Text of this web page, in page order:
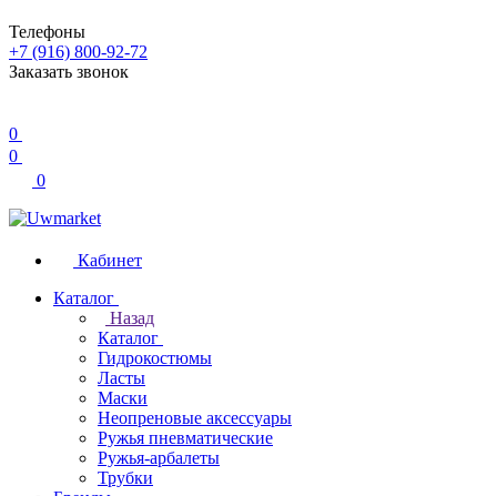
Телефоны
+7 (916) 800-92-72
Заказать звонок
0
0
0
Кабинет
Каталог
Назад
Каталог
Гидрокостюмы
Ласты
Маски
Неопреновые аксессуары
Ружья пневматические
Ружья-арбалеты
Трубки